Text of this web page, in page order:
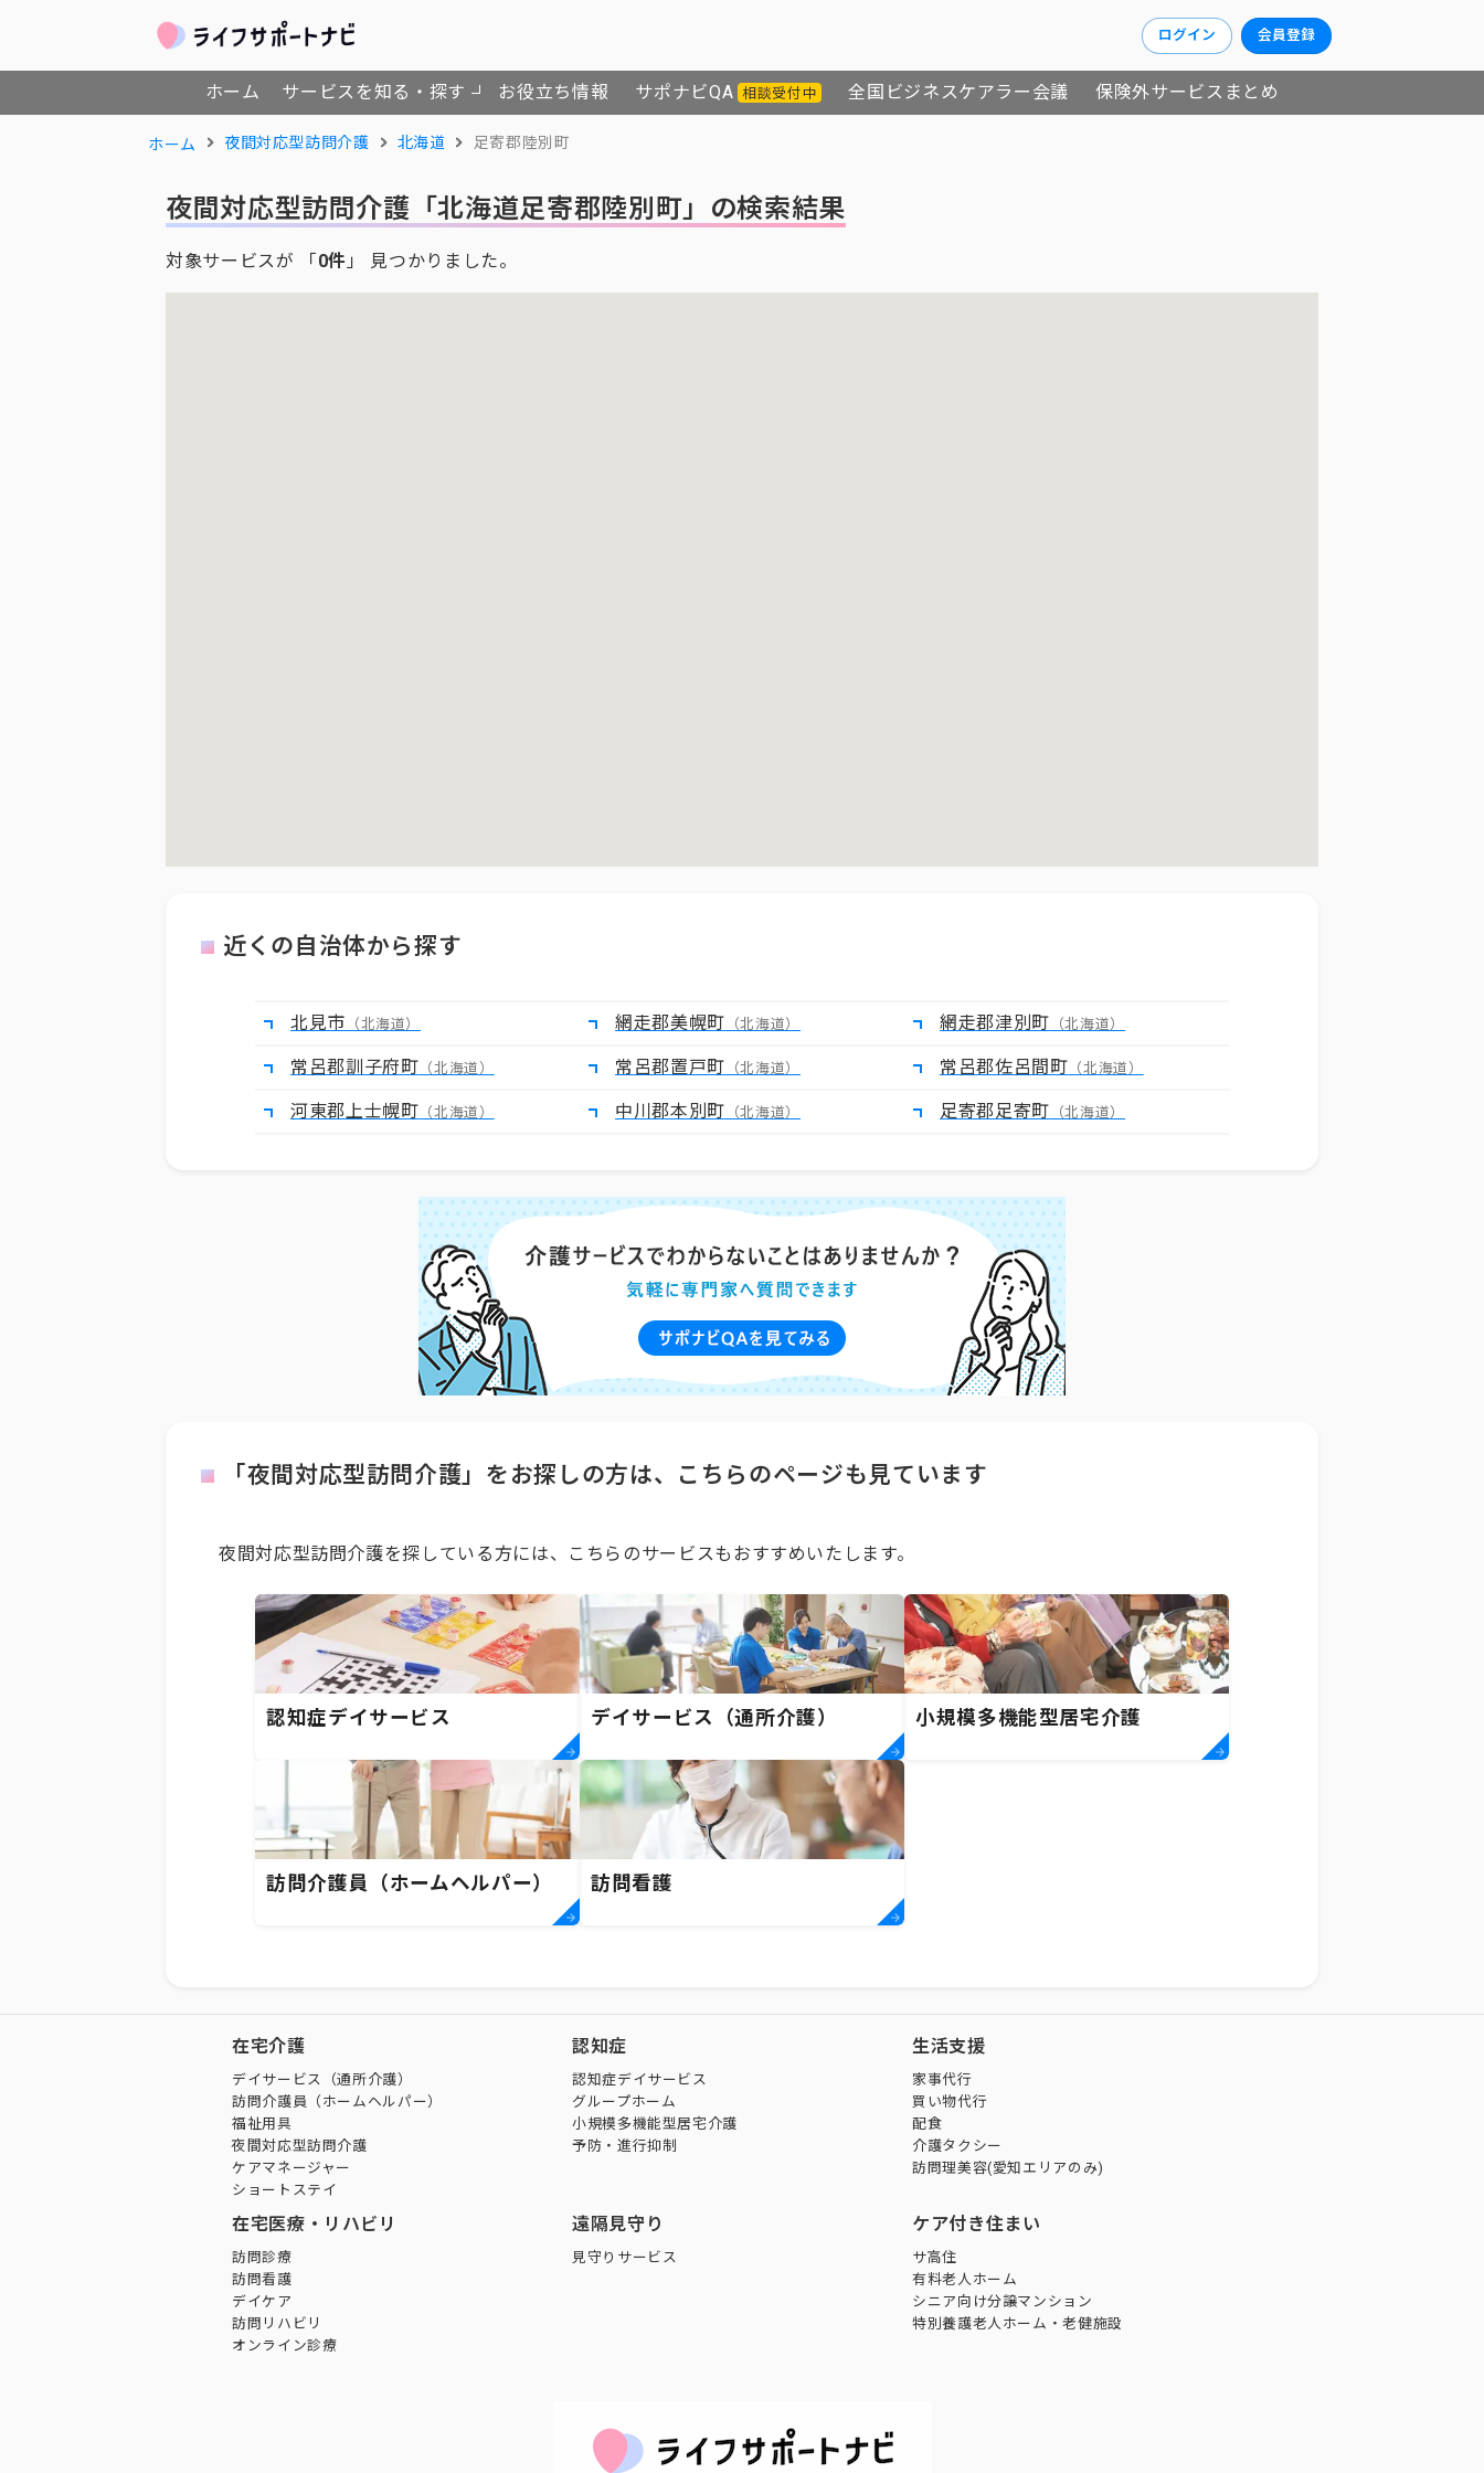
ログイン 会員登録
ホーム サービスを知る・探す お役立ち情報 サポナビQA 相談受付中 全国ビジネスケアラー会議 保険外サービスまとめ
ホーム 夜間対応型訪問介護 北海道 足寄郡陸別町
夜間対応型訪問介護 「北海道足寄郡陸別町」の検索結果
対象サービスが 「0件 」 見つかりました。
近くの自治体から探す
北見市 （北海道） 網走郡美幌町 （北海道） 網走郡津別町 （北海道）
常呂郡訓子府町 （北海道） 常呂郡置戸町 （北海道） 常呂郡佐呂間町 （北海道）
河東郡上士幌町 （北海道） 中川郡本別町 （北海道） 足寄郡足寄町 （北海道）
「夜間対応型訪問介護」をお探しの方は、こちらのページも見ています
夜間対応型訪問介護を探している方には、こちらのサービスもおすすめいたします。
認知症デイサービス デイサービス（通所介護） 小規模多機能型居宅介護
訪問介護員（ホームヘルパー） 訪問看護
在宅介護
デイサービス（通所介護）
訪問介護員（ホームヘルパー）
福祉用具
夜間対応型訪問介護
ケアマネージャー
ショートステイ
認知症
認知症デイサービス
グループホーム
小規模多機能型居宅介護
予防・進行抑制
生活支援
家事代行
買い物代行
配食
介護タクシー
訪問理美容(愛知エリアのみ)
在宅医療・リハビリ
訪問診療
訪問看護
デイケア
訪問リハビリ
オンライン診療
遠隔見守り
見守りサービス
ケア付き住まい
サ高住
有料老人ホーム
シニア向け分譲マンション
特別養護老人ホーム・老健施設